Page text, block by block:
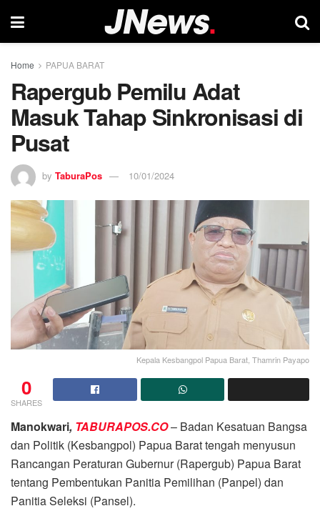
Home PAPUA BARAT
Rapergub Pemilu Adat
Masuk Tahap Sinkronisasi di
Pusat
by TaburaPos 10/01/2024
Kepala Kesbangpol Papua Barat, Thamrin Payapo
0
SHARES
Manokwari, TABURAPOS.CO– Badan Kesatuan Bangsa
dan Politik (Kesbangpol) Papua Barat tengah menyusun
Rancangan Peraturan Gubernur (Rapergub) Papua Barat
tentang Pembentukan Panitia Pemilihan (Panpel) dan
Panitia Seleksi (Pansel).